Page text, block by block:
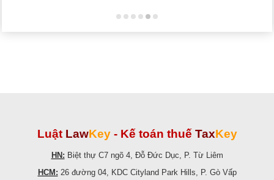
Luật LawKey - Kế toán thuế TaxKey
HN: Biệt thự C7 ngõ 4, Đỗ Đức Dục, P. Từ Liêm
HCM: 26 đường 04, KDC Cityland Park Hills, P. Gò Vấp